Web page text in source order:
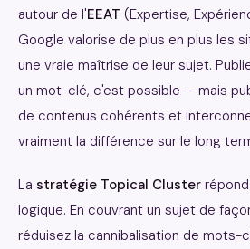
autour de l'EEAT (Expertise,
Google valorise de plus en plus les
une vraie maîtrise de leur sujet.
un mot-clé, c'est possible — mais
de contenus cohérents et
vraiment la différence sur le long
La stratégie Topical Cluster
logique. En couvrant un sujet de
réduisez la cannibalisation de mots-